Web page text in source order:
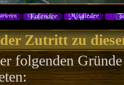
Zutritt zu
folgenden